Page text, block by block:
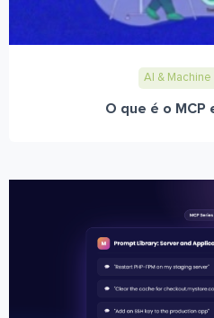
AI & Machine
O que é o MCP